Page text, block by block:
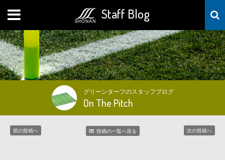
Staff Blog
MENU
グリーンターフのスタッフブログ
On The Pitch
前の投稿へ 投稿の一覧へ戻る 次の投稿へ